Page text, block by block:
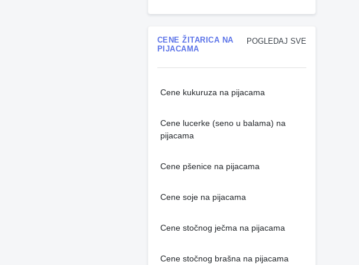
POGLEDAJ SVE
CENE ŽITARICA NA
PIJACAMA
Cene kukuruza na pijacama
Cene lucerke (seno u balama) na
pijacama
Cene pšenice na pijacama
Cene soje na pijacama
Cene stočnog ječma na pijacama
Cene stočnog brašna na pijacama